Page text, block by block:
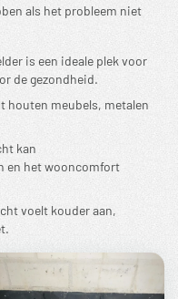
als het probleem niet
is een ideale plek voor
de gezondheid.
houten meubels, metalen
kan
en het wooncomfort
voelt kouder aan,